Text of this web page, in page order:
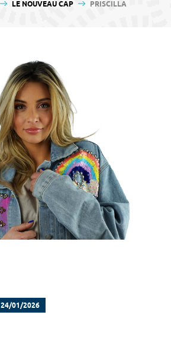
LE NOUVEAU CAP PRISCILLA
24/01/2026